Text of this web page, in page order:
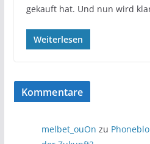
gekauft hat. Und nun wird
Weiterlesen
Kommentare
melbet_ouOn zu